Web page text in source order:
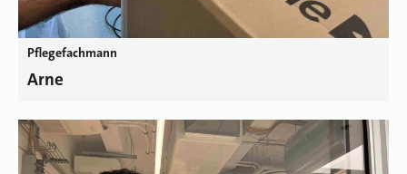
Pflegefachmann
Arne